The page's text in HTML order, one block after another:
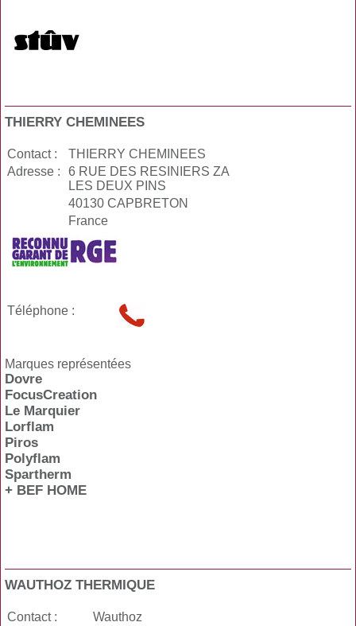
THIERRY CHEMINEES
Contact :
THIERRY CHEMINEES
Adresse :
6 RUE DES RESINIERS ZA
LES DEUX PINS
40130 CAPBRETON
France
Téléphone :
Marques représentées
Dovre
FocusCreation
Le Marquier
Lorflam
Piros
Polyflam
Spartherm
+ BEF HOME
WAUTHOZ THERMIQUE
Contact :
Wauthoz